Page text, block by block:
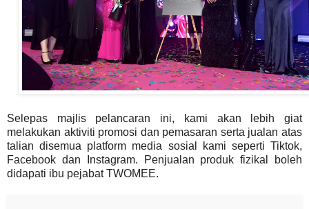
Selepas majlis pelancaran ini, kami akan lebih giat
melakukan aktiviti promosi dan pemasaran serta jualan atas
talian disemua platform media sosial kami seperti Tiktok,
Facebook dan Instagram. Penjualan produk fizikal boleh
didapati ibu pejabat TWOMEE.